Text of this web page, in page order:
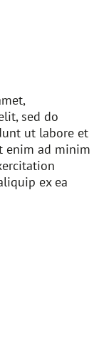
sed do
ut labore et
enim ad minim
ex ea